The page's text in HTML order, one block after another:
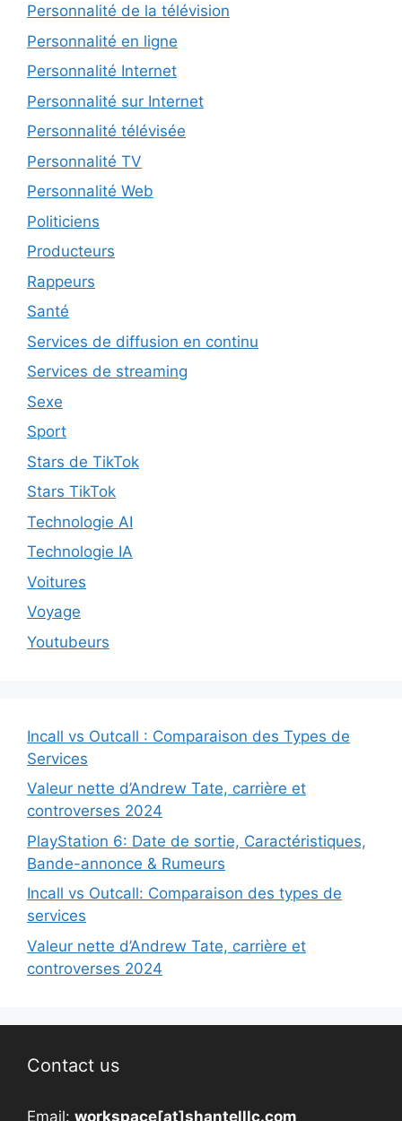
Personnalité de la télévision
Personnalité en ligne
Personnalité Internet
Personnalité sur Internet
Personnalité télévisée
Personnalité TV
Personnalité Web
Politiciens
Producteurs
Rappeurs
Santé
Services de diffusion en continu
Services de streaming
Sexe
Sport
Stars de TikTok
Stars TikTok
Technologie AI
Technologie IA
Voitures
Voyage
Youtubeurs
Incall vs Outcall : Comparaison des Types de
Services
Valeur nette d’Andrew Tate, carrière et
controverses 2024
PlayStation 6: Date de sortie, Caractéristiques,
Bande-annonce & Rumeurs
Incall vs Outcall: Comparaison des types de
services
Valeur nette d’Andrew Tate, carrière et
controverses 2024
Contact us
Email: workspace[at]shantelllc.com